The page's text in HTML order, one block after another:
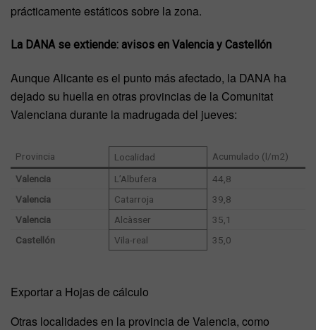
prácticamente estáticos sobre la zona.
La DANA se extiende: avisos en Valencia y Castellón
Aunque Alicante es el punto más afectado, la DANA ha
dejado su huella en otras provincias de la Comunitat
Valenciana durante la madrugada del jueves:
Provincia Localidad
Acumulado (l/m2)
Valencia
L’Albufera
44,8
Valencia
Catarroja
39,8
Valencia
Alcàsser
35,1
Castellón
Vila-real 35,0
Exportar a Hojas de cálculo
Otras localidades en la provincia de Valencia, como